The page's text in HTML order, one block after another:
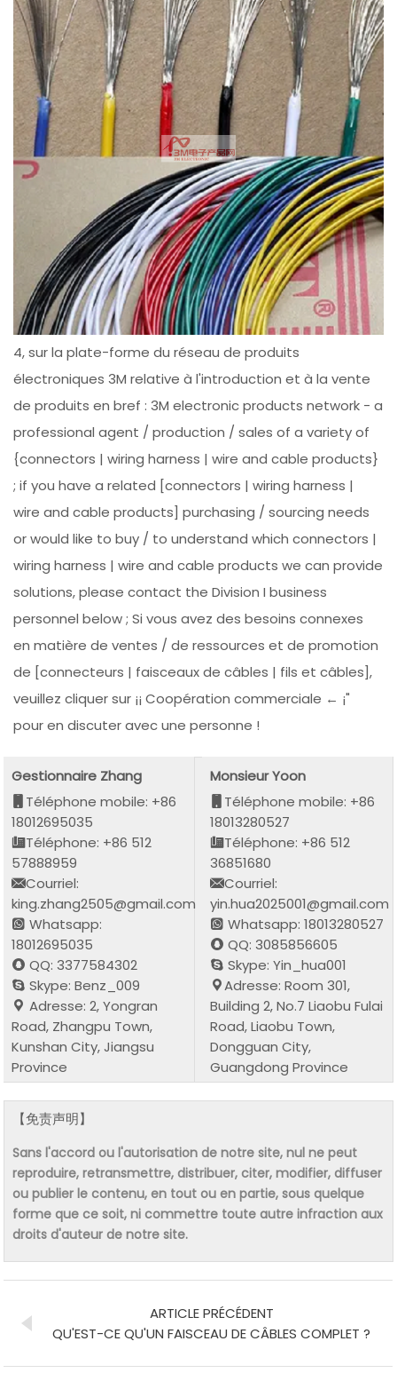
4, sur la plate-forme du réseau de produits
électroniques 3M relative à l'introduction et à la vente
de produits en bref : 3M electronic products network - a
professional agent / production / sales of a variety of
{connectors | wiring harness | wire and cable products}
; if you have a related [connectors | wiring harness |
wire and cable products] purchasing / sourcing needs
or would like to buy / to understand which connectors |
wiring harness | wire and cable products we can provide
solutions, please contact the Division I business
personnel below ; Si vous avez des besoins connexes
en matière de ventes / de ressources et de promotion
de [connecteurs | faisceaux de câbles | fils et câbles],
veuillez cliquer sur ¡¡ Coopération commerciale ← ¡"
pour en discuter avec une personne !
Gestionnaire Zhang
Téléphone mobile: +86
18012695035
Téléphone: +86 512
57888959
Courriel:
king.zhang2505@gmail.com
Whatsapp:
18012695035
QQ: 3377584302
Skype: Benz_009
Adresse: 2, Yongran
Road, Zhangpu Town,
Kunshan City, Jiangsu
Province
Monsieur Yoon
Téléphone mobile: +86
18013280527
Téléphone: +86 512
36851680
Courriel:
yin.hua2025001@gmail.com
Whatsapp: 18013280527
QQ: 3085856605
Skype: Yin_hua001
Adresse: Room 301,
Building 2, No.7 Liaobu Fulai
Road, Liaobu Town,
Dongguan City,
Guangdong Province
【免责声明】
Sans l'accord ou l'autorisation de notre site, nul ne peut
reproduire, retransmettre, distribuer, citer, modifier, diffuser
ou publier le contenu, en tout ou en partie, sous quelque
forme que ce soit, ni commettre toute autre infraction aux
droits d'auteur de notre site.
ARTICLE PRÉCÉDENT
QU'EST-CE QU'UN FAISCEAU DE CÂBLES COMPLET ?